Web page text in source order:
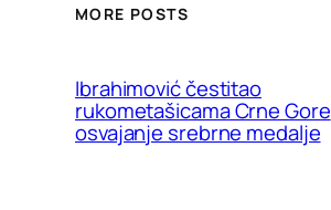
MORE POSTS
Ibrahimović čestitao
rukometašicama Crne Gore
osvajanje srebrne medalje